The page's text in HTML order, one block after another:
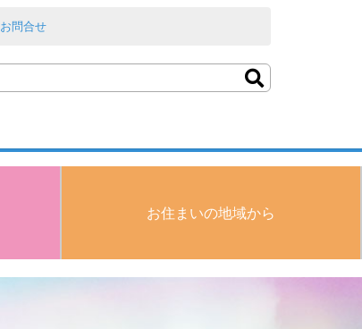
お問合せ
お住まいの地域から